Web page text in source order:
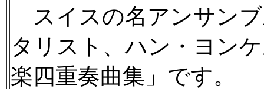
スイスの名アンサン
タリスト、ハン・ヨン
楽四重奏曲集」です。